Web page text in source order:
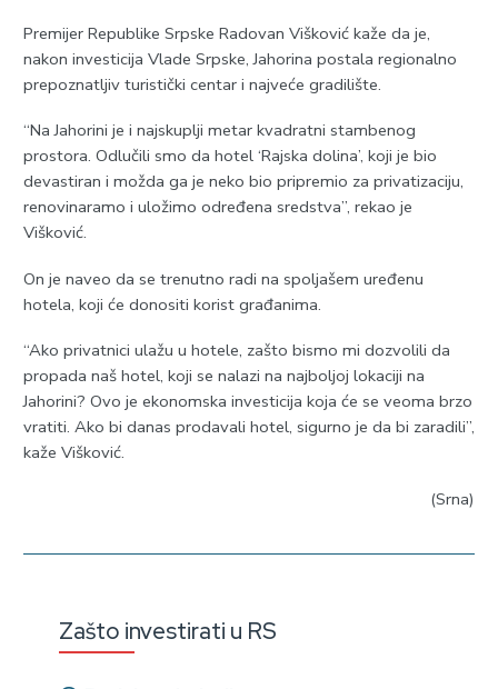
Premijer Republike Srpske Radovan Višković kaže da je,
nakon investicija Vlade Srpske, Jahorina postala regionalno
prepoznatljiv turistički centar i najveće gradilište.
“Na Jahorini je i najskuplji metar kvadratni stambenog
prostora. Odlučili smo da hotel ‘Rajska dolina’, koji je bio
devastiran i možda ga je neko bio pripremio za privatizaciju,
renovinaramo i uložimo određena sredstva”, rekao je
Višković.
On je naveo da se trenutno radi na spoljašem uređenu
hotela, koji će donositi korist građanima.
“Ako privatnici ulažu u hotele, zašto bismo mi dozvolili da
propada naš hotel, koji se nalazi na najboljoj lokaciji na
Jahorini? Ovo je ekonomska investicija koja će se veoma brzo
vratiti. Ako bi danas prodavali hotel, sigurno je da bi zaradili”,
kaže Višković.
(Srna)
Zašto investirati u RS